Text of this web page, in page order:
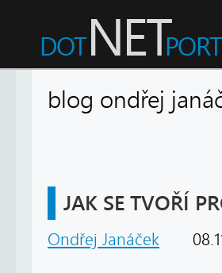
blog ondřej
JAK SE TVOŘÍ
Ondřej Janáček